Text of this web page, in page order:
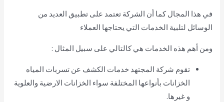
في هذا المجال كما أن الشركة تعتمد على تطبيق العديد من
الوسائل لتلبية الخدمات التي يحتاجها العملاء
ومن أهم هذه الخدمات هي كالتالي على سبيل المثال :
تقوم شركة المجتهد خدمات الكشف عن تسربات المياه
الخزانات بأنواعها المختلفة سواء الخزانات الارضية والعلوية
و غيرها.